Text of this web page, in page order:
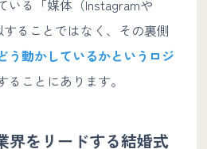
いる「媒体（Instagramや
ることではなく、その裏側
う動かしているかというロジ
ることにあります。
界をリードする結婚式